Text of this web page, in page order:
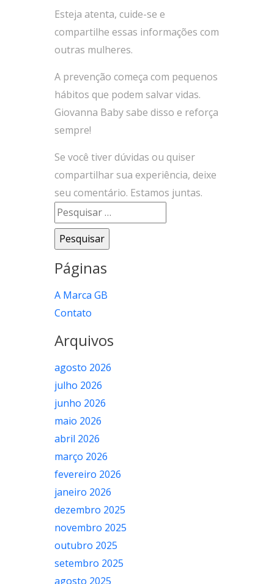
Esteja atenta, cuide-se e
compartilhe essas informações com
outras mulheres.
A prevenção começa com pequenos
hábitos que podem salvar vidas.
Giovanna Baby sabe disso e reforça
sempre!
Se você tiver dúvidas ou quiser
compartilhar sua experiência, deixe
seu comentário. Estamos juntas.
Pesquisar
por:
Páginas
A Marca GB
Contato
Arquivos
agosto 2026
julho 2026
junho 2026
maio 2026
abril 2026
março 2026
fevereiro 2026
janeiro 2026
dezembro 2025
novembro 2025
outubro 2025
setembro 2025
agosto 2025